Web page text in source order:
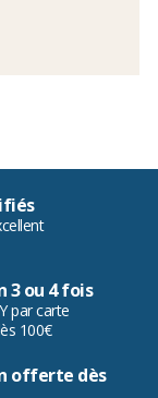
3 ou 4 fois
par carte
100€
offerte dès